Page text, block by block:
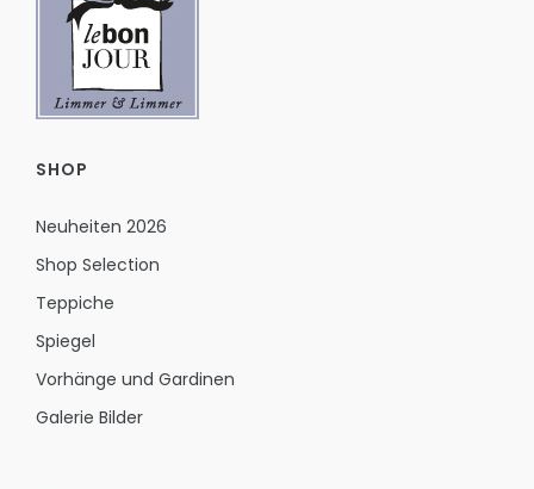
SHOP
Neuheiten 2026
Shop Selection
Teppiche
Spiegel
Vorhänge und Gardinen
Galerie Bilder